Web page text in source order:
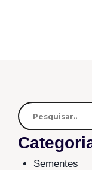
Sementes